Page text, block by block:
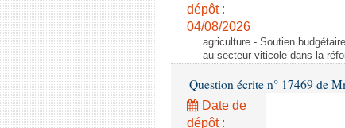
dépôt :
04/08/2026
agriculture - Soutien
au secteur viticole dans la
Question écrite n° 17469 de
Date de
dépôt :